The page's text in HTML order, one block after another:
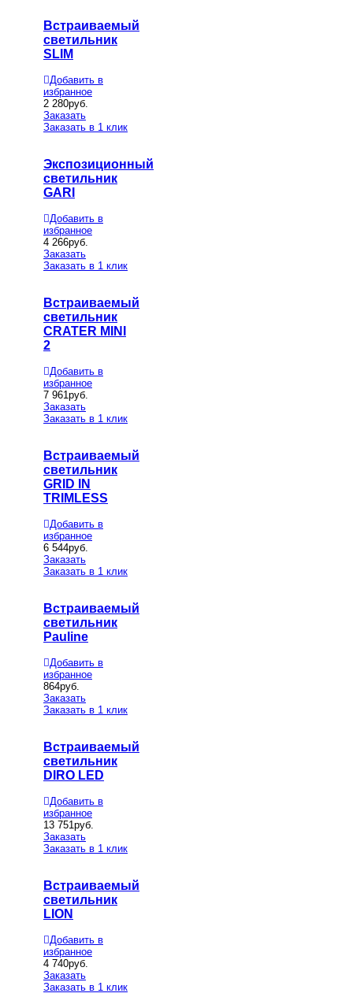
Встраиваемый
светильник
SLIM
Добавить в
избранное
2 280руб.
Заказать
Заказать в 1 клик
Экспозиционный
светильник
GARI
Добавить в
избранное
4 266руб.
Заказать
Заказать в 1 клик
Встраиваемый
светильник
CRATER MINI
2
Добавить в
избранное
7 961руб.
Заказать
Заказать в 1 клик
Встраиваемый
светильник
GRID IN
TRIMLESS
Добавить в
избранное
6 544руб.
Заказать
Заказать в 1 клик
Встраиваемый
светильник
Pauline
Добавить в
избранное
864руб.
Заказать
Заказать в 1 клик
Встраиваемый
светильник
DIRO LED
Добавить в
избранное
13 751руб.
Заказать
Заказать в 1 клик
Встраиваемый
светильник
LION
Добавить в
избранное
4 740руб.
Заказать
Заказать в 1 клик